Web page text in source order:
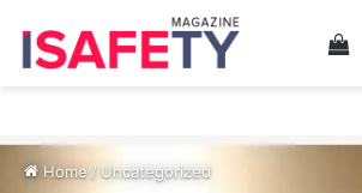
Home /Uncategorized